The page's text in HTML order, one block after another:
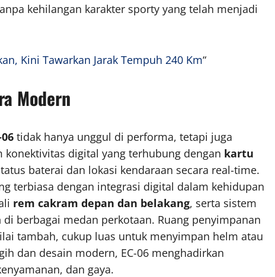
kehilangan karakter sporty yang telah menjadi
Kini Tawarkan Jarak Tempuh 240 Km“
Modern
tidak hanya unggul di performa, tetapi juga
digital yang terhubung dengan kartu
baterai dan lokasi kendaraan secara real-time.
terbiasa dengan integrasi digital dalam kehidupan
rem cakram depan dan belakang, serta sistem
berbagai medan perkotaan. Ruang penyimpanan
tambah, cukup luas untuk menyimpan helm atau
dan desain modern, EC-06 menghadirkan
dan gaya.